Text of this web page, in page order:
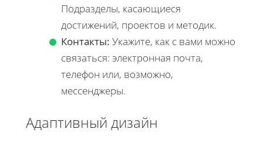
Подразделы, касающиеся
достижений, проектов и методик.
Контакты: Укажите, как с вами можно
связаться: электронная почта,
телефон или, возможно,
мессенджеры.
Адаптивный дизайн